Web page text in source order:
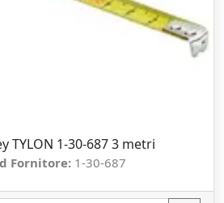
TYLON 1-30-687 3 metri
Fornitore: 1-30-687